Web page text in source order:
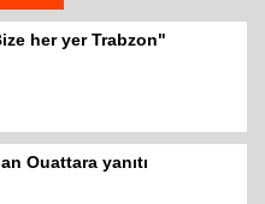
her yer Trabzon"
Ouattara yanıtı